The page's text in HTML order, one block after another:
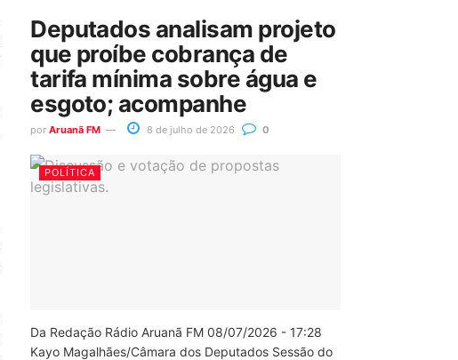
Deputados analisam projeto
que proíbe cobrança de
tarifa mínima sobre água e
esgoto; acompanhe
por Aruanã FM 8 de julho de 2026 0
POLÍTICA
Da Redação Rádio Aruanã FM 08/07/2026 - 17:28
Kayo Magalhães/Câmara dos Deputados Sessão do